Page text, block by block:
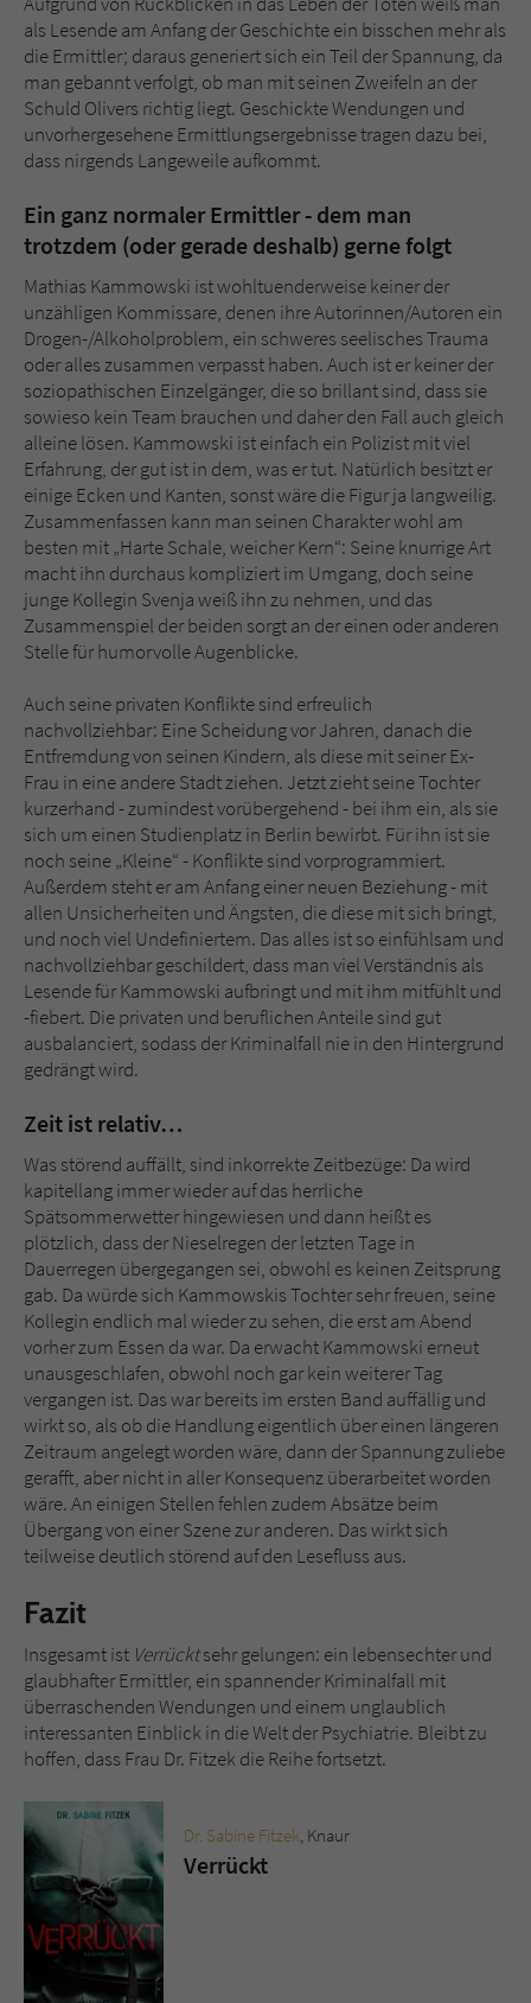
als Lesende am Anfang der Geschichte ein bisschen mehr als
die Ermittler; daraus generiert sich ein Teil der Spannung, da
man gebannt verfolgt, ob man mit seinen Zweifeln an der
Schuld Olivers richtig liegt. Geschickte Wendungen und
unvorhergesehene Ermittlungsergebnisse tragen dazu bei,
dass nirgends Langeweile aufkommt.
Ein ganz normaler Ermittler - dem man
trotzdem (oder gerade deshalb) gerne folgt
Mathias Kammowski ist wohltuenderweise keiner der
unzähligen Kommissare, denen ihre Autorinnen/Autoren ein
Drogen-/Alkoholproblem, ein schweres seelisches Trauma
oder alles zusammen verpasst haben. Auch ist er keiner der
soziopathischen Einzelgänger, die so brillant sind, dass sie
sowieso kein Team brauchen und daher den Fall auch gleich
alleine lösen. Kammowski ist einfach ein Polizist mit viel
Erfahrung, der gut ist in dem, was er tut. Natürlich besitzt er
einige Ecken und Kanten, sonst wäre die Figur ja langweilig.
Zusammenfassen kann man seinen Charakter wohl am
besten mit „Harte Schale, weicher Kern“: Seine knurrige Art
macht ihn durchaus kompliziert im Umgang, doch seine
junge Kollegin Svenja weiß ihn zu nehmen, und das
Zusammenspiel der beiden sorgt an der einen oder anderen
Stelle für humorvolle Augenblicke.
Auch seine privaten Konflikte sind erfreulich
nachvollziehbar: Eine Scheidung vor Jahren, danach die
Entfremdung von seinen Kindern, als diese mit seiner Ex-
Frau in eine andere Stadt ziehen. Jetzt zieht seine Tochter
kurzerhand - zumindest vorübergehend - bei ihm ein, als sie
sich um einen Studienplatz in Berlin bewirbt. Für ihn ist sie
noch seine „Kleine“ - Konflikte sind vorprogrammiert.
Außerdem steht er am Anfang einer neuen Beziehung - mit
allen Unsicherheiten und Ängsten, die diese mit sich bringt,
und noch viel Undefiniertem. Das alles ist so einfühlsam und
nachvollziehbar geschildert, dass man viel Verständnis als
Lesende für Kammowski aufbringt und mit ihm mitfühlt und
-fiebert. Die privaten und beruflichen Anteile sind gut
ausbalanciert, sodass der Kriminalfall nie in den Hintergrund
gedrängt wird.
Zeit ist relativ…
Was störend auffällt, sind inkorrekte Zeitbezüge: Da wird
kapitellang immer wieder auf das herrliche
Spätsommerwetter hingewiesen und dann heißt es
plötzlich, dass der Nieselregen der letzten Tage in
Dauerregen übergegangen sei, obwohl es keinen Zeitsprung
gab. Da würde sich Kammowskis Tochter sehr freuen, seine
Kollegin endlich mal wieder zu sehen, die erst am Abend
vorher zum Essen da war. Da erwacht Kammowski erneut
unausgeschlafen, obwohl noch gar kein weiterer Tag
vergangen ist. Das war bereits im ersten Band auffällig und
wirkt so, als ob die Handlung eigentlich über einen längeren
Zeitraum angelegt worden wäre, dann der Spannung zuliebe
gerafft, aber nicht in aller Konsequenz überarbeitet worden
wäre. An einigen Stellen fehlen zudem Absätze beim
Übergang von einer Szene zur anderen. Das wirkt sich
teilweise deutlich störend auf den Lesefluss aus.
Fazit
Insgesamt ist Verrücktsehr gelungen: ein lebensechter und
glaubhafter Ermittler, ein spannender Kriminalfall mit
überraschenden Wendungen und einem unglaublich
interessanten Einblick in die Welt der Psychiatrie. Bleibt zu
hoffen, dass Frau Dr. Fitzek die Reihe fortsetzt.
Dr. Sabine Fitzek, Knaur
Verrückt